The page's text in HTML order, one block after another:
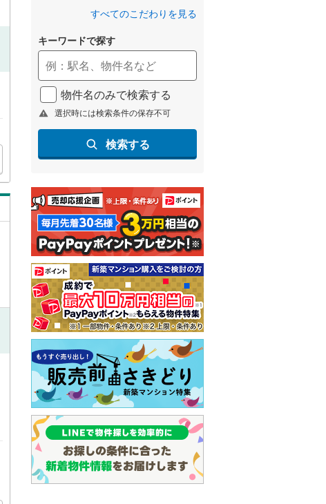
すべてのこだわりを見る
キーワードで探す
物件名のみで検索する
選択時には検索条件の保存不可
検索する